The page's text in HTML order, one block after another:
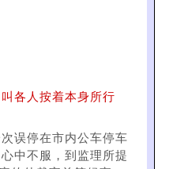
各人按着本身所行
误停在市内公车停车
中不服，到监理所提